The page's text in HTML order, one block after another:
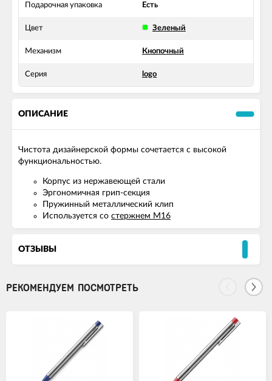
Подарочная упаковка Есть
Цвет Зеленый
Механизм Кнопочный
Серия logo
ОПИСАНИЕ
Чистота дизайнерской формы сочетается с высокой
функциональностью.
Корпус из нержавеющей стали
Эргономичная грип-секция
Пружинный металлический клип
Используется со стержнем М16
ОТЗЫВЫ
РЕКОМЕНДУЕМ ПОСМОТРЕТЬ